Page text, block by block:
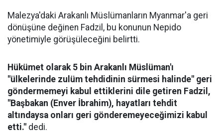
Malezya'daki Arakanlı Müslümanların Myanmar'a geri
dönüşüne değinen Fadzil, bu konunun Nepido
yönetimiyle görüşüleceğini belirtti.
Hükümet olarak 5 bin Arakanlı Müslüman'ı
"ülkelerinde zulüm tehdidinin sürmesi halinde" geri
göndermemeyi kabul ettiklerini dile getiren Fadzil,
"Başbakan (Enver İbrahim), hayatları tehdit
altındaysa onları geri gönderemeyeceğimizi kabul
etti." dedi.